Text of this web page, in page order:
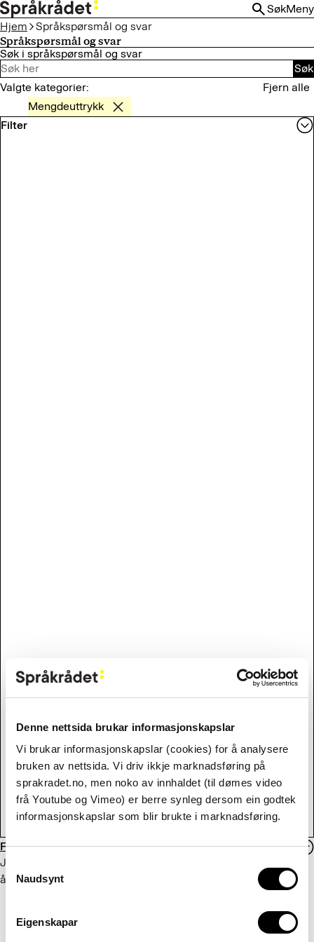
Denne nettsida brukar informasjonskapslar
Vi brukar informasjonskapslar (cookies) for å analysere
bruken av nettsida. Vi driv ikkje marknadsføring på
sprakradet.no, men noko av innhaldet (til dømes video
frå Youtube og Vimeo) er berre synleg dersom ein godtek
informasjonskapslar som blir brukte i marknadsføring.
Consent
Selection
Naudsynt
Eigenskapar
HOPP
TIL
HOVEDINNHOLD
SøkMeny
Hjem
Språkspørsmål og svar
Språkspørsmål og svar
Søk i språkspørsmål og svar
Søk
Valgte kategorier:
Fjern alle
Mengdeuttrykk
Filter
Flere enn eller mer enn?
Jeg lurer på når det er rett å bruke
å brukemer. Eksempler:
Mer eller flere enn hundre personer var til stede?
Mer enn eller flere enn tjue mennesker omkom?